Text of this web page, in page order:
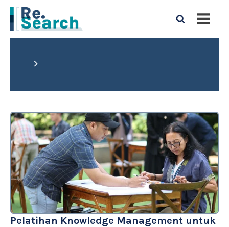
Pelatihan Knowledge Management untuk